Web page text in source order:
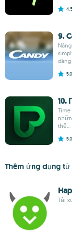
4.5
9.
5.0
10.
thế...
5.0
Thêm ứng dụng
Tải